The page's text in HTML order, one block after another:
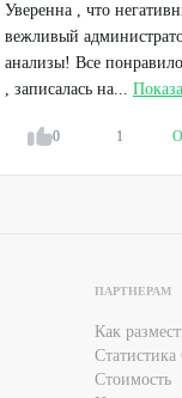
Уверенна , что
вежливый
анализы! Все
, записалась на...
0 1
ПАРТНЕРАМ
Как
Стоимость